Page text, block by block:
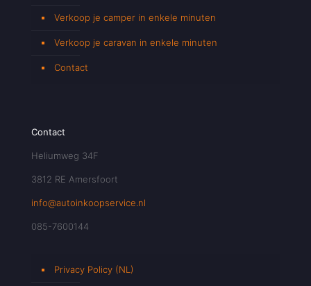
Verkoop je camper in enkele minuten
Verkoop je caravan in enkele minuten
Contact
Contact
Heliumweg 34F
3812 RE Amersfoort
info@autoinkoopservice.nl
085-7600144
Privacy Policy (NL)